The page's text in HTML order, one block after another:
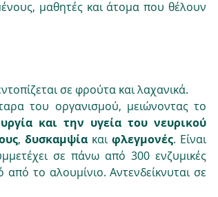
μαθητές και άτομα που θέλουν
σε φρούτα και λαχανικά.
του οργανισμού, μειώνοντας το
και την υγεία του νευρικού
, δυσκαμψία και φλεγμονές. Είναι
σε πάνω από 300 ενζυμικές
από το αλουμίνιο. Αντενδείκνυται σε